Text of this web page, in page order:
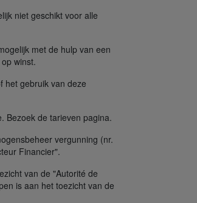
niet geschikt voor alle
met de hulp van een
winst.
het gebruik van deze
Bezoek de tarieven pagina.
vergunning (nr.
Financier".
van de "Autorité de
is aan het toezicht van de